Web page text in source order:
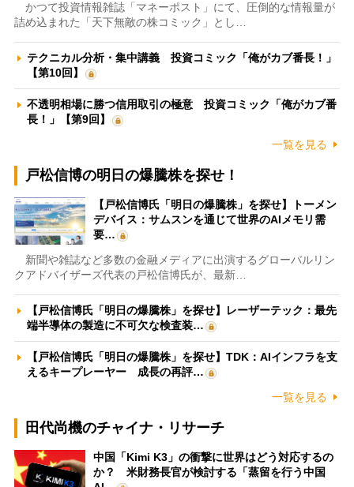
かつて投資情報雑誌「マネーポスト」にて、圧倒的な情報量が
詰め込まれた「天下無敵の株コミック」とし…
テクニカル分析・集中講義 投資コミック「俺がカブ番長！」
【第10回】
不透明相場に勝つ信用取引の極意 投資コミック「俺がカブ番
長！」【第9回】
一覧を見る
戸松信博の明日の爆騰株を探せ！
【戸松信博氏「明日の爆騰株」を探せ】トーメン
デバイス：サムスンを通じて世界のAIメモリ需
要…
新聞や雑誌など多数の金融メディアに出演するグローバルリン
クアドバイザーズ代表の戸松信博氏が、最新…
【戸松信博氏「明日の爆騰株」を探せ】レーザーテック：最先
端半導体の製造に不可欠な検査装…
【戸松信博氏「明日の爆騰株」を探せ】TDK：AIインフラを支
えるキープレーヤー 成長の再評…
一覧を見る
田代尚機のチャイナ・リサーチ
中国「Kimi K3」の衝撃に世界はどう対応するの
か？ 米財務長官が検討する「蒸留を行う中国